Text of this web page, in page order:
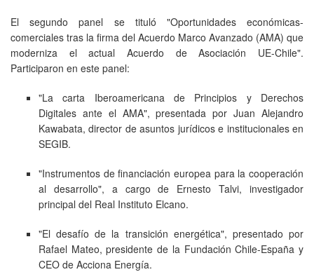
El segundo panel se tituló "Oportunidades económicas-
comerciales tras la firma del Acuerdo Marco Avanzado (AMA) que
moderniza el actual Acuerdo de Asociación UE-Chile".
Participaron en este panel:
"La carta Iberoamericana de Principios y Derechos
Digitales ante el AMA", presentada por Juan Alejandro
Kawabata, director de asuntos jurídicos e institucionales en
SEGIB.
"Instrumentos de financiación europea para la cooperación
al desarrollo", a cargo de Ernesto Talvi, investigador
principal del Real Instituto Elcano.
"El desafío de la transición energética", presentado por
Rafael Mateo, presidente de la Fundación Chile-España y
CEO de Acciona Energía.